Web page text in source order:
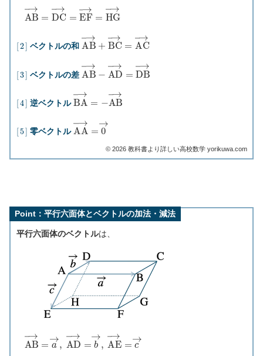
AB→ =DC =EF =HG
[2] ベクトルの和 AB→ +BC =AC
[ ] ベクトルの差 AB→ −AD =DB
[ 4] 逆ベクトル BA→ AB→
[5] 零ベクトル AA→ =0→
©︎ 2026 教科書より詳しい高校数学 yorikuwa.com
Point：平行六面体とベクトルの加法・減法
平行六面体のベクトルは、
AB→ =a→ , A → b→ AE